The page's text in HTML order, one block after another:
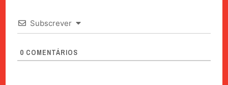
Subscrever
0 COMENTÁRIOS